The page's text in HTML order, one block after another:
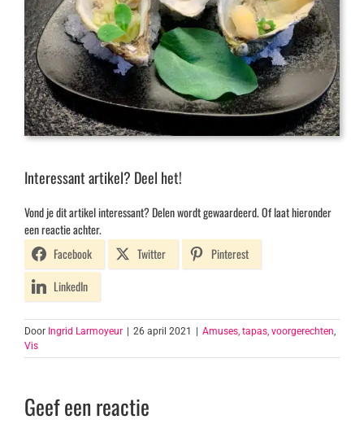
Interessant artikel? Deel het!
Vond je dit artikel interessant? Delen wordt gewaardeerd. Of laat hieronder
een reactie achter.
Facebook
Twitter
Pinterest
LinkedIn
Door Ingrid Larmoyeur 26 april 2021 Amuses, tapas, voorgerechten,
Vis
Geef een reactie